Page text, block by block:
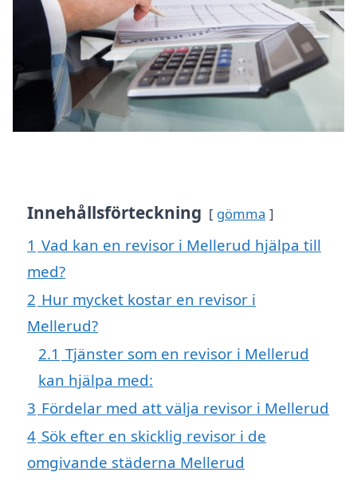
Innehållsförteckning gömma
1 Vad kan en revisor i Mellerud hjälpa till
med?
2 Hur mycket kostar en revisor i
Mellerud?
2.1 Tjänster som en revisor i Mellerud
kan hjälpa med:
3 Fördelar med att välja revisor i Mellerud
4 Sök efter en skicklig revisor i de
omgivande städerna Mellerud